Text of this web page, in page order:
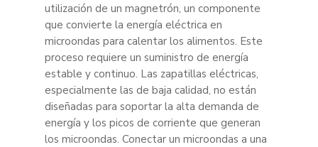
utilización de un magnetrón, un componente
que convierte la energía eléctrica en
microondas para calentar los alimentos. Este
proceso requiere un suministro de energía
estable y continuo. Las zapatillas eléctricas,
especialmente las de baja calidad, no están
diseñadas para soportar la alta demanda de
energía y los picos de corriente que generan
los microondas. Conectar un microondas a una